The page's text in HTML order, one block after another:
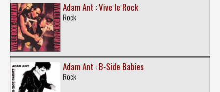
Adam Ant : Vive le Rock
Rock
Adam Ant : B-Side Babies
Rock